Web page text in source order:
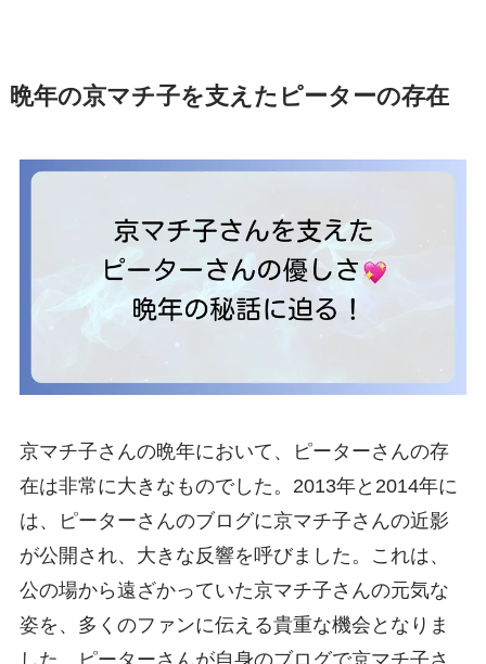
晩年の京マチ子を支えたピーターの存在
京マチ子さんの晩年において、ピーターさんの存
在は非常に大きなものでした。2013年と2014年に
は、ピーターさんのブログに京マチ子さんの近影
が公開され、大きな反響を呼びました。これは、
公の場から遠ざかっていた京マチ子さんの元気な
姿を、多くのファンに伝える貴重な機会となりま
した。ピーターさんが自身のブログで京マチ子さ